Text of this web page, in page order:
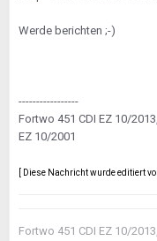
Werde berichten ;-)
-----------------
Fortwo 451 CDI EZ 10/
EZ 10/2001
[ Diese Nachricht wurde editiert
Fortwo 451 CDI EZ 10/